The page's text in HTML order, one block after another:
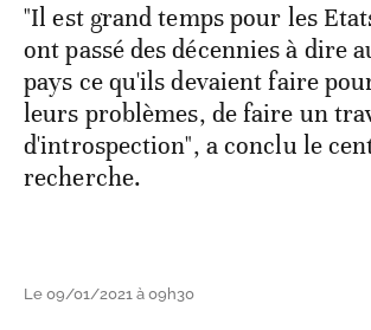
"Il est grand temps pour les
ont passé des décennies à dire
pays ce qu'ils devaient faire
leurs problèmes, de faire un
d'introspection", a conclu le
recherche.
Le 09/01/2021 à 09h30